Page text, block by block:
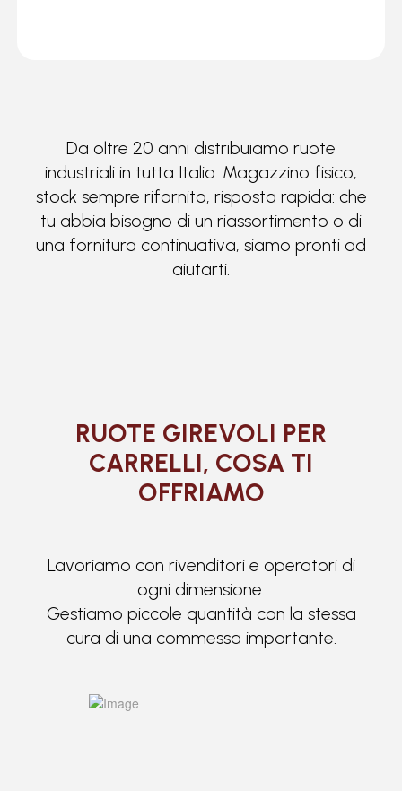
Da oltre 20 anni distribuiamo ruote
industriali in tutta Italia. Magazzino fisico,
stock sempre rifornito, risposta rapida: che
tu abbia bisogno di un riassortimento o di
una fornitura continuativa, siamo pronti ad
aiutarti.
RUOTE GIREVOLI PER
CARRELLI, COSA TI
OFFRIAMO
Lavoriamo con rivenditori e operatori di
ogni dimensione.
Gestiamo piccole quantità con la stessa
cura di una commessa importante.